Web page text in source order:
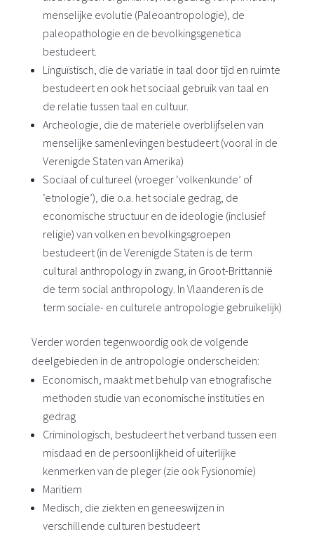
menselijke evolutie (Paleoantropologie), de
paleopathologie en de bevolkingsgenetica
bestudeert.
Linguïstisch, die de variatie in taal door tijd en ruimte
bestudeert en ook het sociaal gebruik van taal en
de relatie tussen taal en cultuur.
Archeologie, die de materiële overblijfselen van
menselijke samenlevingen bestudeert (vooral in de
Verenigde Staten van Amerika)
Sociaal of cultureel (vroeger ‘volkenkunde’ of
‘etnologie’), die o.a. het sociale gedrag, de
economische structuur en de ideologie (inclusief
religie) van volken en bevolkingsgroepen
bestudeert (in de Verenigde Staten is de term
cultural anthropology in zwang, in Groot-Brittannië
de term social anthropology. In Vlaanderen is de
term sociale- en culturele antropologie gebruikelijk)
Verder worden tegenwoordig ook de volgende
deelgebieden in de antropologie onderscheiden:
Economisch, maakt met behulp van etnografische
methoden studie van economische instituties en
gedrag
Criminologisch, bestudeert het verband tussen een
misdaad en de persoonlijkheid of uiterlijke
kenmerken van de pleger (zie ook Fysionomie)
Maritiem
Medisch, die ziekten en geneeswijzen in
verschillende culturen bestudeert